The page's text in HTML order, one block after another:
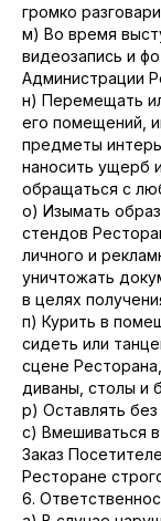
громко
м) Во время
видеозапись и
Администрации
н) Перемещать
его помещений,
предметы
наносить ущерб
обращаться с
о) Изымать
стендов
личного и
уничтожать
в целях
п) Курить в
сидеть или
сцене
диваны, столы и
р) Оставлять
с) Вмешиваться
Заказ
Ресторане
6.